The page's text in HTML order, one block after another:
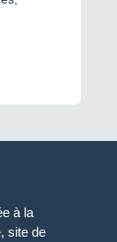
à la
site de